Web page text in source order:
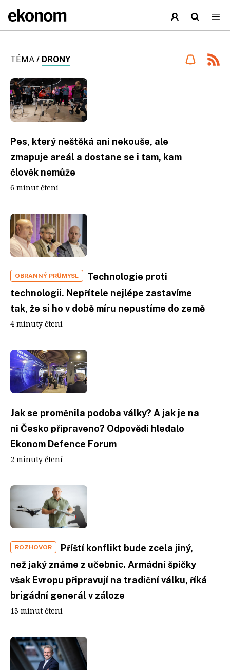
TÉMA / DRONY
Pes, který neštěká ani nekouše, ale
zmapuje areál a dostane se i tam, kam
člověk nemůže
6 minut čtení
OBRANNÝ PRŮMYSL
Technologie proti
technologii. Nepřítele nejlépe zastavíme
tak, že si ho v době míru nepustíme do země
4 minuty čtení
Jak se proměnila podoba války? A jak je na
ni Česko připraveno? Odpovědi hledalo
Ekonom Defence Forum
2 minuty čtení
ROZHOVOR
Příští konflikt bude zcela jiný,
než jaký známe z učebnic. Armádní špičky
však Evropu připravují na tradiční válku, říká
brigádní generál v záloze
13 minut čtení